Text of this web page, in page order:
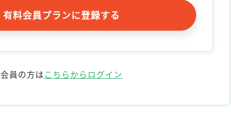
有料会員プランに登録する
会員の方はこちらからログイン
記事をお気に入りに保存するには